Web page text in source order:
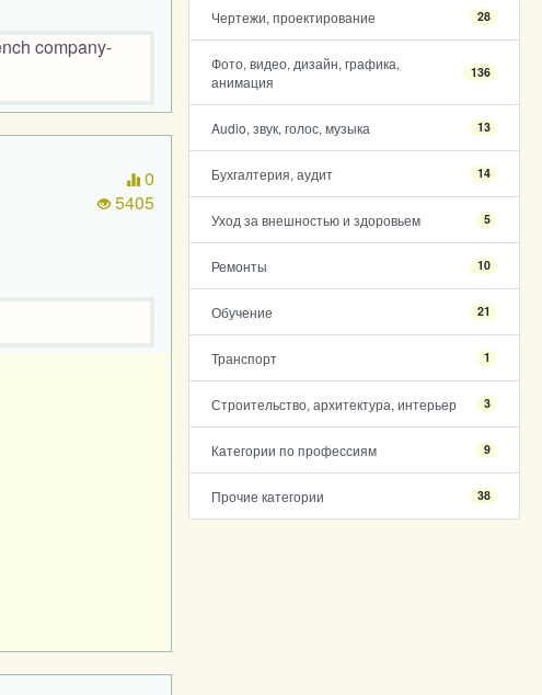
Чертежи, проектирование 28
Фото, видео, дизайн, графика,
анимация
136
Audio, звук, голос, музыка 13
Бухгалтерия, аудит 14
Уход за внешностью и здоровьем 5
Ремонты 10
Обучение 21
Транспорт 1
Строительство, архитектура, интерьер 3
Категории по профессиям 9
Прочие категории 38
company-
0
5405